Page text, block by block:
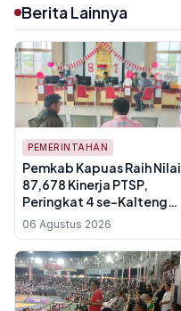
Berita Lainnya
PEMERINTAHAN
Pemkab Kapuas Raih Nilai
87,678 Kinerja PTSP,
Peringkat 4 se-Kalteng
dan Naik 17 Poin dari 2024
06 Agustus 2026